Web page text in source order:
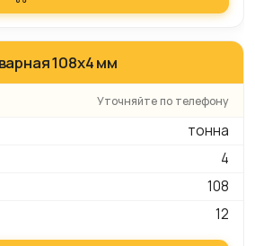
108x4 мм
Уточняйте по телефону
тонна
4
108
12